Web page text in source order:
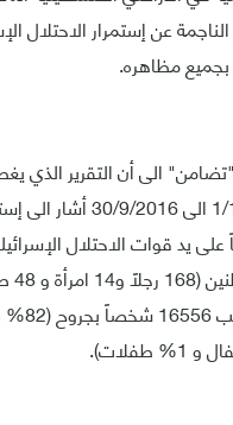
عن إستمرار الاحتلال
مظاهره.
الى أن التقرير الذي
يد قوات الاحتلال